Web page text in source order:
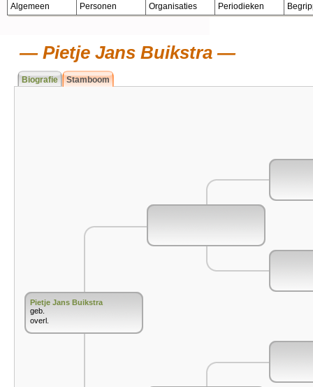
Algemeen Personen Organisaties Periodieken
Pietje Jans Buikstra
Biografie Stamboom
Pietje Jans Buikstra
geb.
overl.